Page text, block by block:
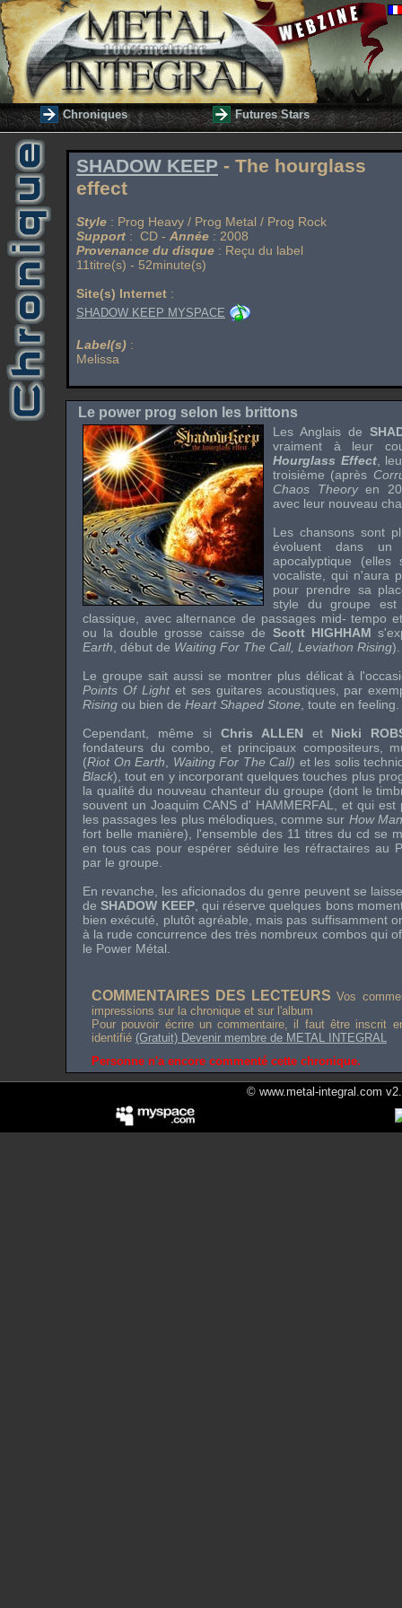
Chroniques Futures Stars
SHADOW KEEP - The hourglass
effect
Style : Prog Heavy / Prog Metal / Prog Rock
Support : CD - Année : 2008
Provenance du disque : Reçu du label
11titre(s) - 52minute(s)
Site(s) Internet :
SHADOW KEEP MYSPACE
Label(s) :
Melissa
Le power prog selon les brittons
Les Anglais de
vraiment à leur
Hourglass Effect,
troisième (après
Chaos Theoryen
avec leur nouveau
Les chansons sont
évoluent dans un
apocalyptique
vocaliste, qui n'aura
pour prendre sa
style du groupe est
classique, avec alternance de passages mid- tempo
ou la double grosse caisse de Scott HIGHHAM
Earth , début de Waiting For The Call, Leviathon Rising).
Le groupe sait aussi se montrer plus délicat à
Points Of Lightet ses guitares acoustiques, par
Rising ou bien de Heart Shaped Stone , toute en feeling.
Cependant, même si Chris ALLEN et Nicki
fondateurs du combo, et principaux compositeurs,
(Riot On Earth Waiting For The Call) et les solis
Black), tout en y incorporant quelques touches plus
la qualité du nouveau chanteur du groupe (dont le
souvent un Joaquim CANS d' HAMMERFAL
, et qui
les passages les plus mélodiques, comme sur How
fort belle manière), l'ensemble des 11 titres du cd se
en tous cas pour espérer séduire les réfractaires au
par le groupe.
En revanche, les aficionados du genre peuvent se
deSHADOW KEEP, qui réserve quelques bons
bien exécuté, plutôt agréable, mais pas suffisamment
à la rude concurrence des très nombreux combos qui
le Power Métal.
COMMENTAIRES DES LECTEURS Vos
impressions sur la chronique et sur l'album
Pour pouvoir écrire un commentaire, il faut être inscrit
identifié (Gratuit) Devenir membre de METAL INTEGRAL
Personne n'a encore commenté cette chronique.
© www.metal-integral.com